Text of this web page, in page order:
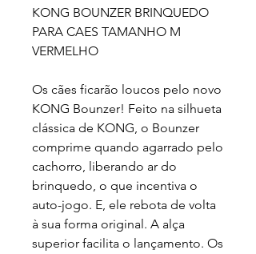
KONG BOUNZER BRINQUEDO
PARA CAES TAMANHO M
VERMELHO
Os cães ficarão loucos pelo novo
KONG Bounzer! Feito na silhueta
clássica de KONG, o Bounzer
comprime quando agarrado pelo
cachorro, liberando ar do
brinquedo, o que incentiva o
auto-jogo. E, ele rebota de volta
à sua forma original. A alça
superior facilita o lançamento. Os